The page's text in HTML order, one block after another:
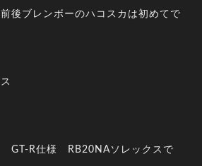
後ブレンボーのハコスカは初めてで
GT-R仕様 RB20NAソレックスで